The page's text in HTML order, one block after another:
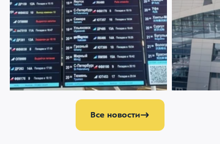
22 ИЮЛЯ 2026 2054
Меняемся ради комфорта пассажиров
21 ИЮЛЯ 2026
Аэропорт
партнером
Все новости